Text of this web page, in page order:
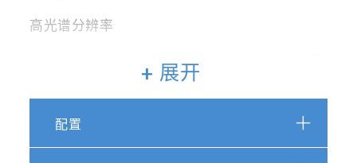
高光谱分辨率
高光谱分辨能力，多光栅自动切换，宽光谱范围
的拉曼和光致发光分析。
高空间分辨率
+ 展开
配置